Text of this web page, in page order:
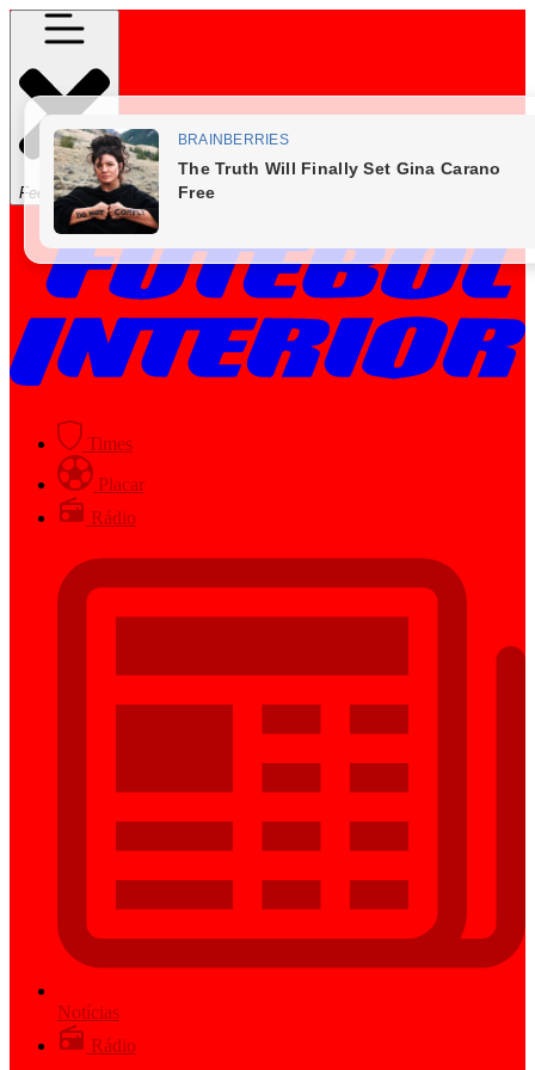
Fechar Menu
Times
Placar
Rádio
Notícias
Rádio